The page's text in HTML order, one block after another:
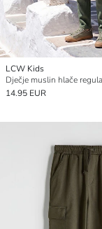
LCW Kids
Dječje muslin hlače
14.95 EUR